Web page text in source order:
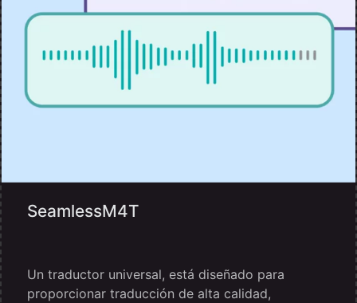
SeamlessM4T
Un traductor universal, está diseñado para
proporcionar traducción de alta calidad,